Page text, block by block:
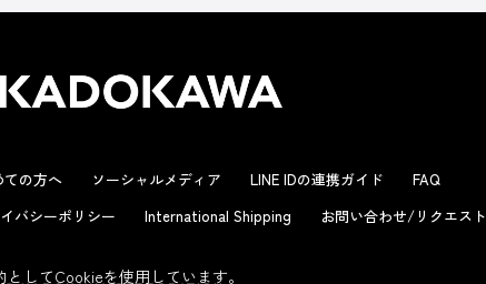
ての方へ ソーシャルメディア LINE IDの連携ガイド
FAQ
バシーポリシー International Shipping お問い合わせ/リクエスト
してCookieを使用しています。